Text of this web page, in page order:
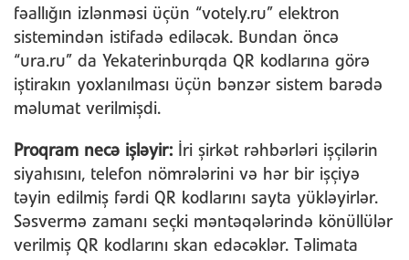
fəallığın izlənməsi üçün “votely.ru” elektron
sistemindən istifadə ediləcək. Bundan öncə
“ura.ru” da Yekaterinburqda QR kodlarına görə
iştirakın yoxlanılması üçün bənzər sistem barədə
məlumat verilmişdi.
Proqram necə işləyir: İri şirkət rəhbərləri işçilərin
siyahısını, telefon nömrələrini və hər bir işçiyə
təyin edilmiş fərdi QR kodlarını sayta yükləyirlər.
Səsvermə zamanı seçki məntəqələrində könüllülər
verilmiş QR kodlarını skan edəcəklər. Təlimata